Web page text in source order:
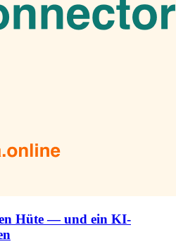
Hüte — und ein KI-